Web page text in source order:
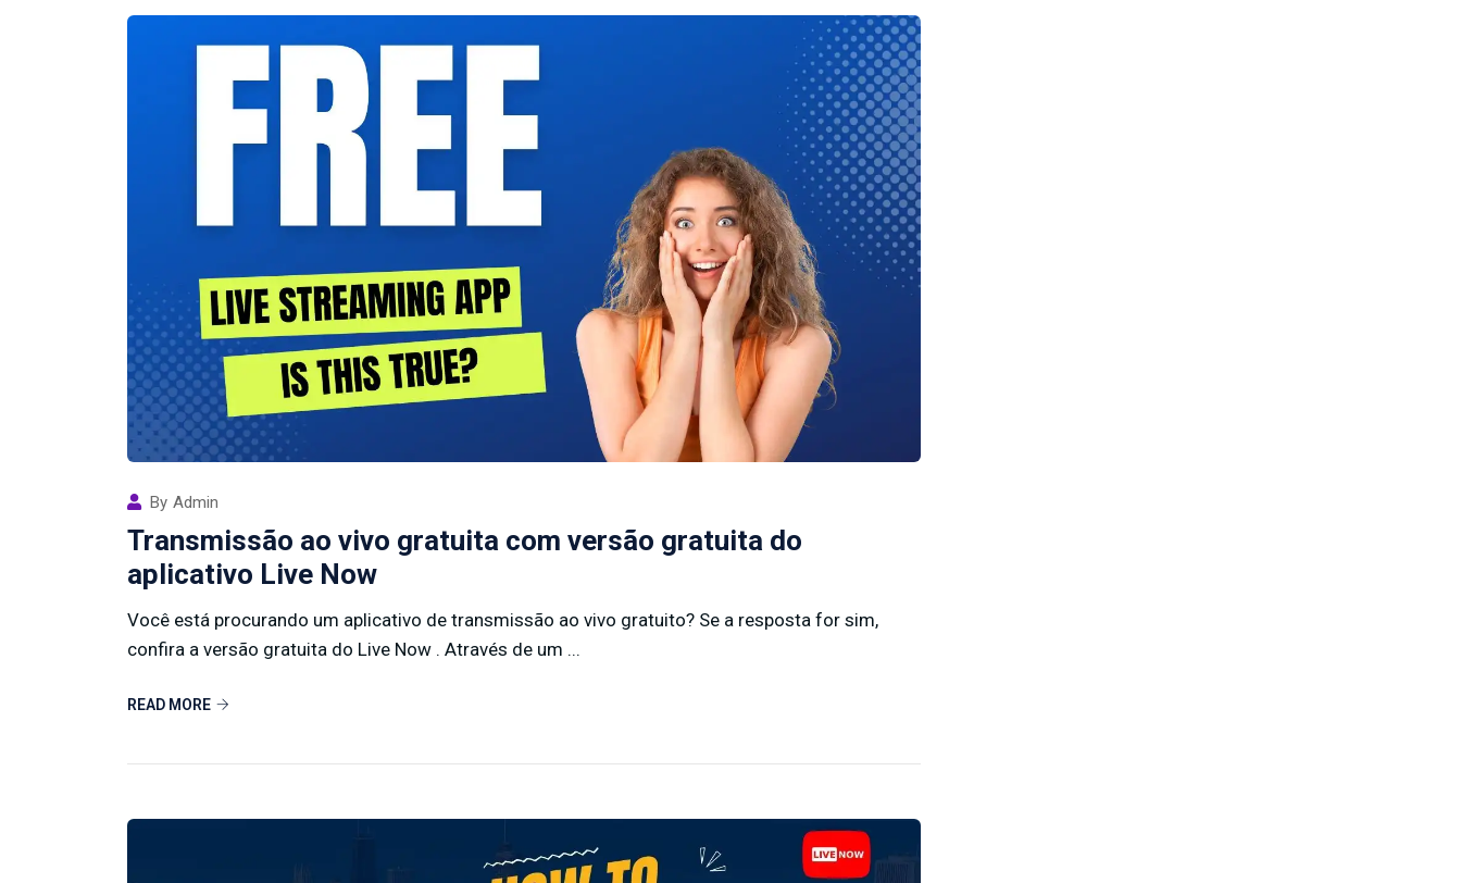
By Admin
Transmissão ao vivo gratuita com versão gratuita do
aplicativo Live Now
Você está procurando um aplicativo de transmissão ao vivo gratuito? Se a resposta for sim,
confira a versão gratuita do Live Now . Através de um ...
READ MORE